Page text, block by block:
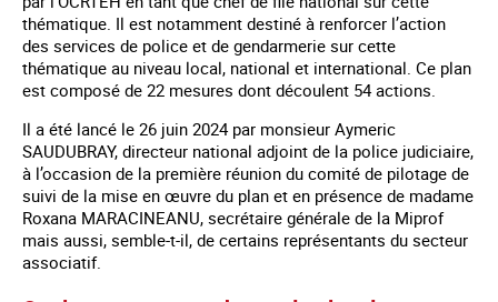
thématique. Il est notamment destiné à renforcer l’action
des services de police et de gendarmerie sur cette
thématique au niveau local, national et international. Ce plan
est composé de 22 mesures dont découlent 54 actions.
Il a été lancé le 26 juin 2024 par monsieur Aymeric
SAUDUBRAY, directeur national adjoint de la police judiciaire,
à l’occasion de la première réunion du comité de pilotage de
suivi de la mise en œuvre du plan et en présence de madame
Roxana MARACINEANU, secrétaire générale de la Miprof
mais aussi, semble-t-il, de certains représentants du secteur
associatif.